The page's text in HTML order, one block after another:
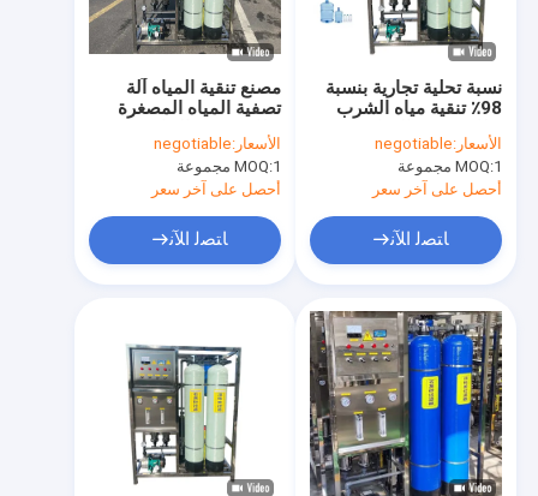
نظام المياه النقية للغاية EDI
غشاء التناضح العكسي المستهلكات
أجهزة تصفية ترقية
معدات معالجة المياه بالفلترات العالية
آلة تعبئة السوائل
آلة مياه نقية تجارية
نظام تعقيم الأوزون
خزان المياه
مياه نقية جداً لأغراض طبية
مصنع تنقية المياه آلة
تصفية المياه المصغرة
العكسي
الأسعار:negotiable
MOQ:1 مجموعة
أحصل على آخر سعر
ﺎﺘﺼﻟ ﺍﻶﻧ
نسبة تحلية تجارية بنسبة
98٪ تنقية مياه الشرب
بالعكسية من الفولاذ
المقاوم للصدأ
الأسعار:negotiable
MOQ:1 مجموعة
أحصل على آخر سعر
ﺎﺘﺼﻟ ﺍﻶﻧ